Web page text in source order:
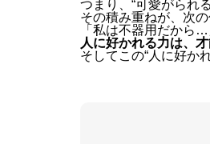
つまり、“可愛がられ
その積み重ねが、次
「私は不器用だか
人に好かれる力は、
そしてこの“人に好か